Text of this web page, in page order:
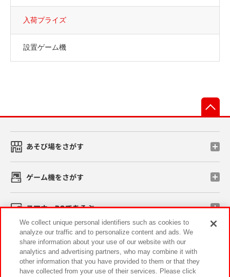
入荷プライズ
設置ゲーム機
あそび場をさがす
ゲーム機をさがす
スマホ・PCであそぶ
イベント・キャンペーン
We collect unique personal identifiers such as cookies to
analyze our traffic and to personalize content and ads. We
share information about your use of our website with our
analytics and advertising partners, who may combine it with
other information that you have provided to them or that they
have collected from your use of their services. Please click